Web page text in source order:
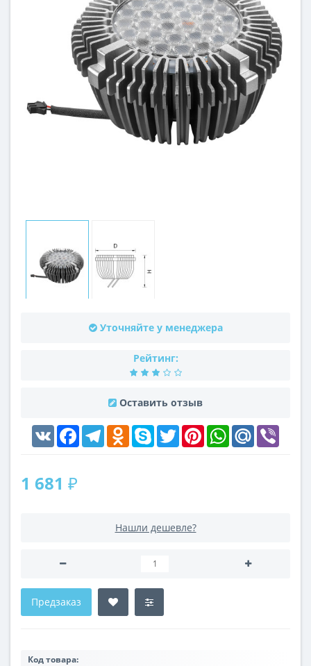
Уточняйте у менеджера
Рейтинг:
Оставить отзыв
VK FacebookTelegramOdnoklassniki
Skype Twitter PinterestWhatsAppMail.Ru
1 681 ₽
Нашли дешевле?
Предзаказ
Код товара: